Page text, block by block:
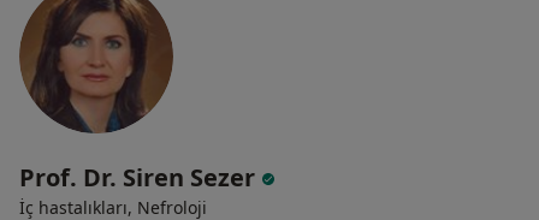
Prof. Dr. Siren Sezer
İç hastalıkları, Nefroloji